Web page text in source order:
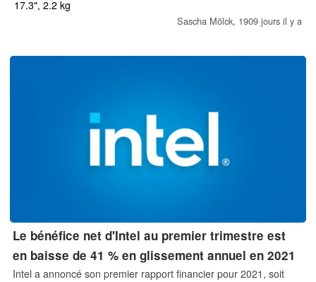
écran IPS bien conçu. Le boîtier instable interdit toute utilisation
17.3", 2.2 kg
Sascha Mölck, 1909 jours il y a
Le bénéfice net d'Intel au premier trimestre est
en baisse de 41 % en glissement annuel en 2021
Intel a annoncé son premier rapport financier pour 2021, soit